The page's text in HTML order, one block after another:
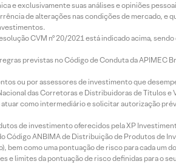
e exclusivamente suas análises e opiniões
de alterações nas condições de mercado, e
CVM nº 20/2021 está indicado acima,
previstas no Código de Conduta da APIMEC
ou por assessores de investimento que
das Corretoras e Distribuidoras de Títulos
como intermediário e solicitar autorização
de investimento oferecidos pela XP
Código ANBIMA de Distribuição de Produtos de
bem como uma pontuação de risco para cada
e limites da pontuação de risco definidas para o